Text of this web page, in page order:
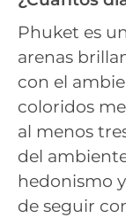
Phuket es
arenas
con el
coloridos
al menos
del
hedonismo
de seguir